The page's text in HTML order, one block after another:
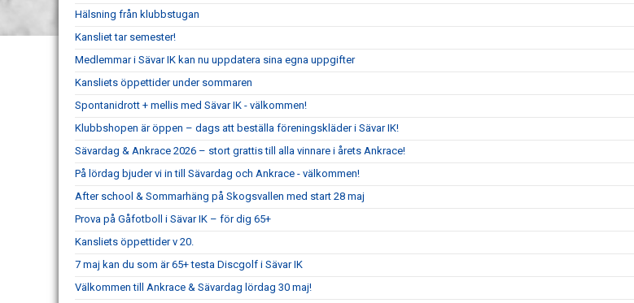
Hälsning från klubbstugan
Kansliet tar semester!
Medlemmar i Sävar IK kan nu uppdatera sina egna uppgifter
Kansliets öppettider under sommaren
Spontanidrott + mellis med Sävar IK - välkommen!
Klubbshopen är öppen – dags att beställa föreningskläder i Sävar IK!
Sävardag & Ankrace 2026 – stort grattis till alla vinnare i årets Ankrace!
På lördag bjuder vi in till Sävardag och Ankrace - välkommen!
After school & Sommarhäng på Skogsvallen med start 28 maj
Prova på Gåfotboll i Sävar IK – för dig 65+
Kansliets öppettider v 20.
7 maj kan du som är 65+ testa Discgolf i Sävar IK
Välkommen till Ankrace & Sävardag lördag 30 maj!